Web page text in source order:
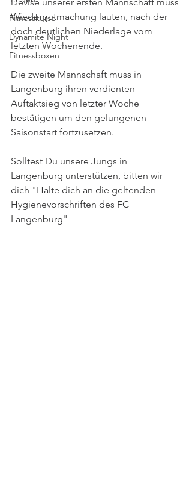
Fitnesskurse
Dynamite Night
Fitnessboxen
Wiedergutmachung lauten, nach der
doch deutlichen Niederlage vom
letzten Wochenende.
Die zweite Mannschaft muss in
Langenburg ihren verdienten
Auftaktsieg von letzter Woche
bestätigen um den gelungenen
Saisonstart fortzusetzen.
Solltest Du unsere Jungs in
Langenburg unterstützen, bitten wir
dich "Halte dich an die geltenden
Hygienevorschriften des FC
Langenburg"